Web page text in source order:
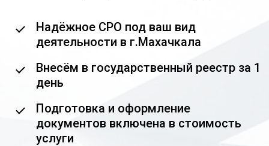
Надёжное СРО под ваш вид
деятельности в г.Махачкала
Внесём в государственный реестр за 1
день
Подготовка и оформление
документов включена в стоимость
услуги